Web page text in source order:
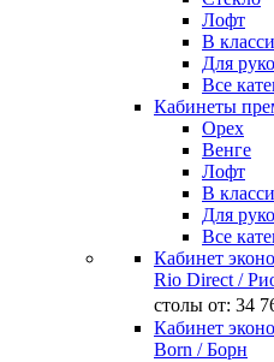
Лофт
В
Для
Все
Кабинеты
Орех
Венге
Лофт
В
Для
Все
Кабинет
Rio Direct /
столы от: 34
Кабинет
Born / Борн